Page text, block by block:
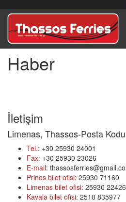
Haber
İletişim
Limenas, Thassos-Posta
Tel.: +30 25930 24001
Fax: +30 25930 23026
E-mail:
Prinos bilet ofisi: 25930 71160
Limenas bilet ofisi: 25930 22426
Kavala bilet ofisi: 2510 835977